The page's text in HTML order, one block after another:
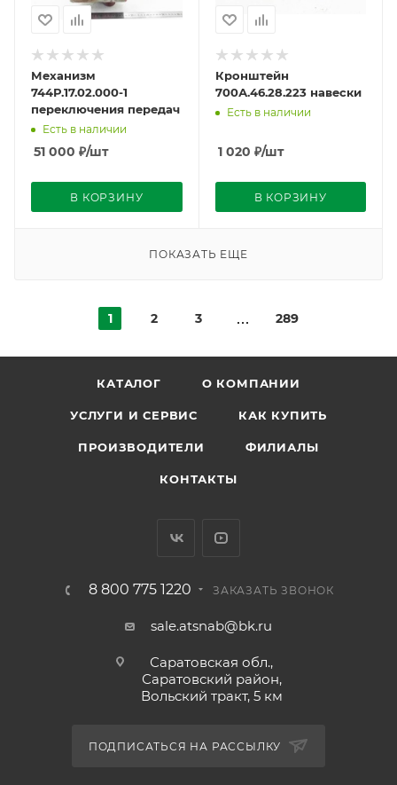
Механизм
744Р.17.02.000-1
переключения передач
Есть в наличии
51 000 ₽/шт
В КОРЗИНУ
Кронштейн
700А.46.28.223 навески
Есть в наличии
1 020 ₽/шт
В КОРЗИНУ
ПОКАЗАТЬ ЕЩЕ
1 2 3 289
КАТАЛОГ О КОМПАНИИ
УСЛУГИ И СЕРВИС КАК КУПИТЬ
ПРОИЗВОДИТЕЛИ ФИЛИАЛЫ
КОНТАКТЫ
8 800 775 1220 ЗАКАЗАТЬ ЗВОНОК
sale.atsnab@bk.ru
Саратовская обл.,
Саратовский район,
Вольский тракт, 5 км
ПОДПИСАТЬСЯ НА РАССЫЛКУ